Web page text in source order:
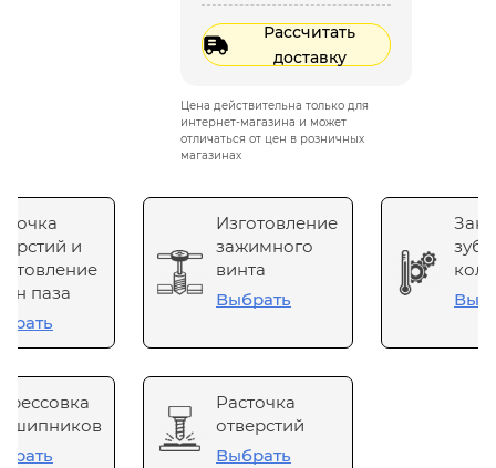
Рассчитать
доставку
Цена действительна только для
интернет-магазина и может
отличаться от цен в розничных
магазинах
и
паза
Изготовление
зажимного
винта
Выбрать
Расточка
отверстий
Выбрать